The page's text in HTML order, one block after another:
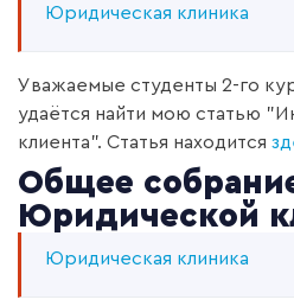
Юридическая клиника
Уважаемые студенты 2-го
удаётся найти мою статью
клиента". Статья находится
Общее
Юридической
Юридическая клиника